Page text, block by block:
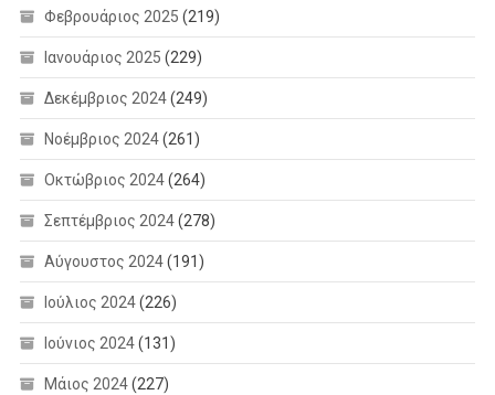
Φεβρουάριος 2025 (219)
Ιανουάριος 2025 (229)
Δεκέμβριος 2024(249)
Νοέμβριος 2024(261)
Οκτώβριος 2024(264)
Σεπτέμβριος 2024(278)
Αύγουστος 2024(191)
Ιούλιος 2024(226)
Ιούνιος 2024(131)
Μάιος 2024(227)